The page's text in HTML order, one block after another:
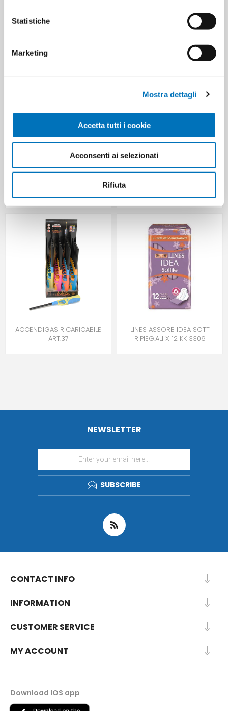
Statistiche
Marketing
Mostra dettagli
Accetta tutti i cookie
Acconsenti ai selezionati
Rifiuta
CUSTOMERS WHO BOUGHT
THIS ITEM ALSO BOUGHT
WC NET GEL CANDEG ML.700
WC NET GEL DISINCROSTANTE
ACCENDIGAS RICARICABILE
ART.37
LINES ASSORB IDEA SOTT
RIPIEG.ALI X 12 KK 3306
NEWSLETTER
SUBSCRIBE
CONTACT INFO
INFORMATION
CUSTOMER SERVICE
MY ACCOUNT
Download IOS app